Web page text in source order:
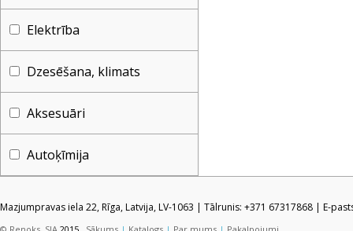
Elektrība
Dzesēšana, klimats
Aksesuāri
Autoķīmija
Mazjumpravas iela 22, Rīga, Latvija, LV-1063 | Tālrunis: +371 67317868 | E-